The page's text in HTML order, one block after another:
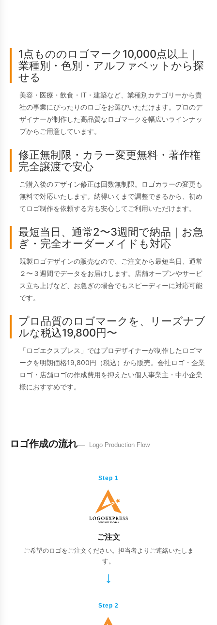
1点もののロゴマーク10,000点以上｜
業種別・色別・アルファベットから探
せる
美容・医療・飲食・IT・建築など、業種別カテゴリーから貴
社の事業にぴったりのロゴをお選びいただけます。プロのデ
ザイナーが制作した高品質なロゴマークを幅広いラインナッ
プからご用意しています。
修正無制限・カラー変更無料・著作権
完全譲渡で安心
ご購入後のデザイン修正は回数無制限。ロゴカラーの変更も
無料で対応いたします。納得いくまで調整できるから、初め
てロゴ制作を依頼する方も安心してご利用いただけます。
最短当日、通常2〜3週間で納品｜お急
ぎ・完全オーダーメイドも対応
既製ロゴデザインの販売なので、ご注文から最短当日、通常
２〜３週間でデータをお届けします。店舗オープンやサービ
ス立ち上げなど、お急ぎの場合でもスピーディーに対応可能
です。
プロ品質のロゴマークを、リーズナブ
ルな税込19,800円〜
「ロゴエクスプレス」ではプロデザイナーが制作したロゴマ
ークを明朗価格19,800円（税込）から販売。会社ロゴ・企業
ロゴ・店舗ロゴの作成費用を抑えたい個人事業主・中小企業
様におすすめです。
ロゴ作成の流れ Logo Production Flow
Step 1
ご注文
ご希望のロゴをご注文ください。担当者よりご連絡いたしま
す。
Step 2